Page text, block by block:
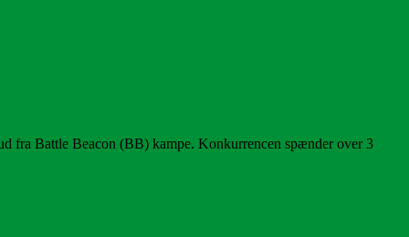
fra Battle Beacon (BB) kampe. Konkurrencen spænder over 3